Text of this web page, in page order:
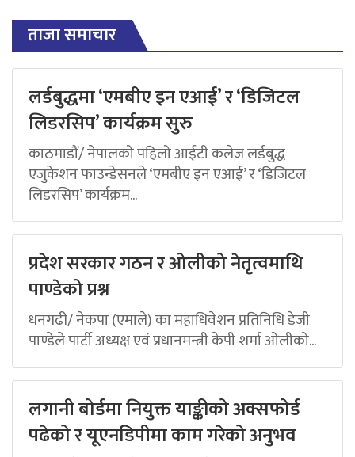
ताजा समाचार
लर्डबुद्धमा ‘एमबीए इन एआई’ र ‘डिजिटल
लिडरसिप’ कार्यक्रम सुरु
काठमाडौं/ नेपालको पहिलो आईटी कलेज लर्डबुद्ध
एजुकेशन फाउन्डेसनले ‘एमबीए इन एआई’ र ‘डिजिटल
लिडरसिप’ कार्यक्रम...
प्रदेश सरकार गठन र ओलीको नेतृत्वमाथि
पाण्डेको प्रश्न
धनगढी/ नेकपा (एमाले) का महाधिवेशन प्रतिनिधि डेजी
पाण्डेले पार्टी अध्यक्ष एवं प्रधानमन्त्री केपी शर्मा ओलीको...
लगानी बोर्डमा नियुक्त याङ्कीको अक्सफोर्ड
पढेको र यूएनडिपीमा काम गरेको अनुभव